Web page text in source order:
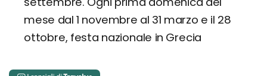
mese dal 1 novembre al 31 marzo e il 28
ottobre, festa nazionale in Grecia